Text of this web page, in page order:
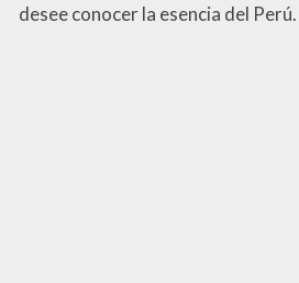
desee conocer la esencia del Perú.